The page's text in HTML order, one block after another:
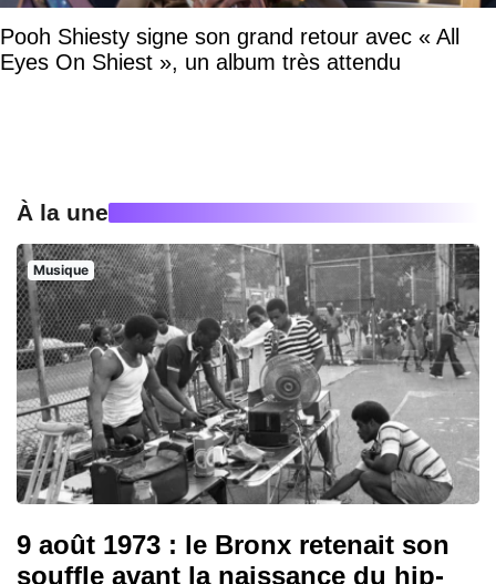
Pooh Shiesty signe son grand retour avec « All
Eyes On Shiest », un album très attendu
À la une
Musique
9 août 1973 : le Bronx retenait son
souffle avant la naissance du hip-